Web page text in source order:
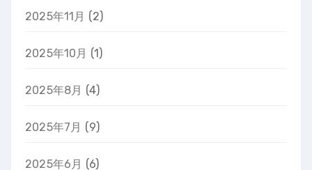
2025年11月 (2)
2025年10月 (1)
2025年8月 (4)
2025年7月 (9)
2025年6月 (6)